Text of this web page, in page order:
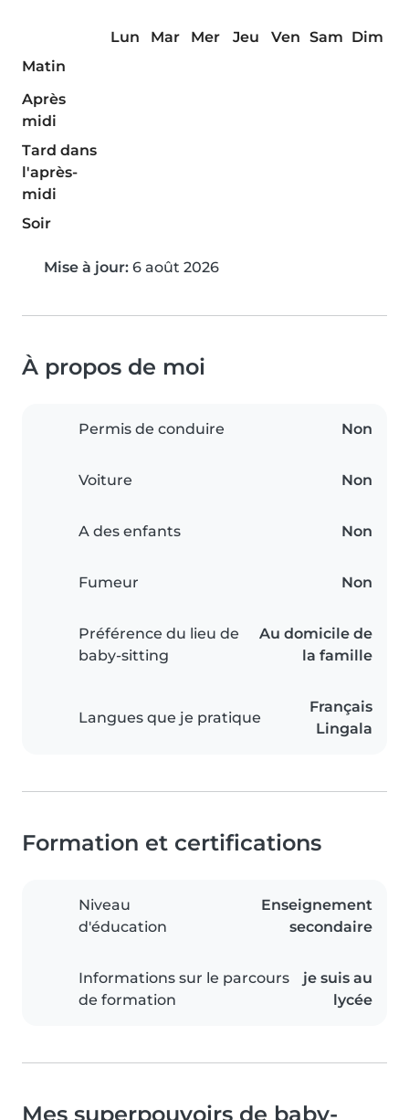
Lun Mar Mer Jeu Ven Sam Dim
Matin
Après
midi
Tard dans
l'après-
midi
Soir
Mise à jour: 6 août 2026
À propos de moi
Permis de conduire Non
Voiture Non
A des enfants Non
Fumeur Non
Préférence du lieu de
baby-sitting
Au domicile de
la famille
Langues que je pratique
Français
Lingala
Formation et certifications
Niveau
d'éducation
Enseignement
secondaire
Informations sur le parcours
de formation
je suis au
lycée
Mes superpouvoirs de baby-